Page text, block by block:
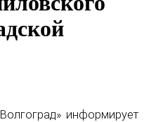
информирует